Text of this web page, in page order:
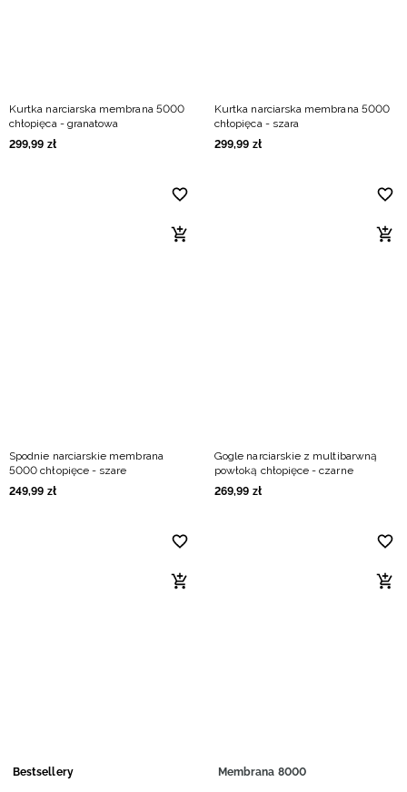
Kurtka narciarska membrana 5000
chłopięca - granatowa
299,99 zł
Kurtka narciarska membrana 5000
chłopięca - szara
299,99 zł
Spodnie narciarskie membrana
5000 chłopięce - szare
249,99 zł
Gogle narciarskie z multibarwną
powłoką chłopięce - czarne
269,99 zł
Bestsellery Membrana 8000